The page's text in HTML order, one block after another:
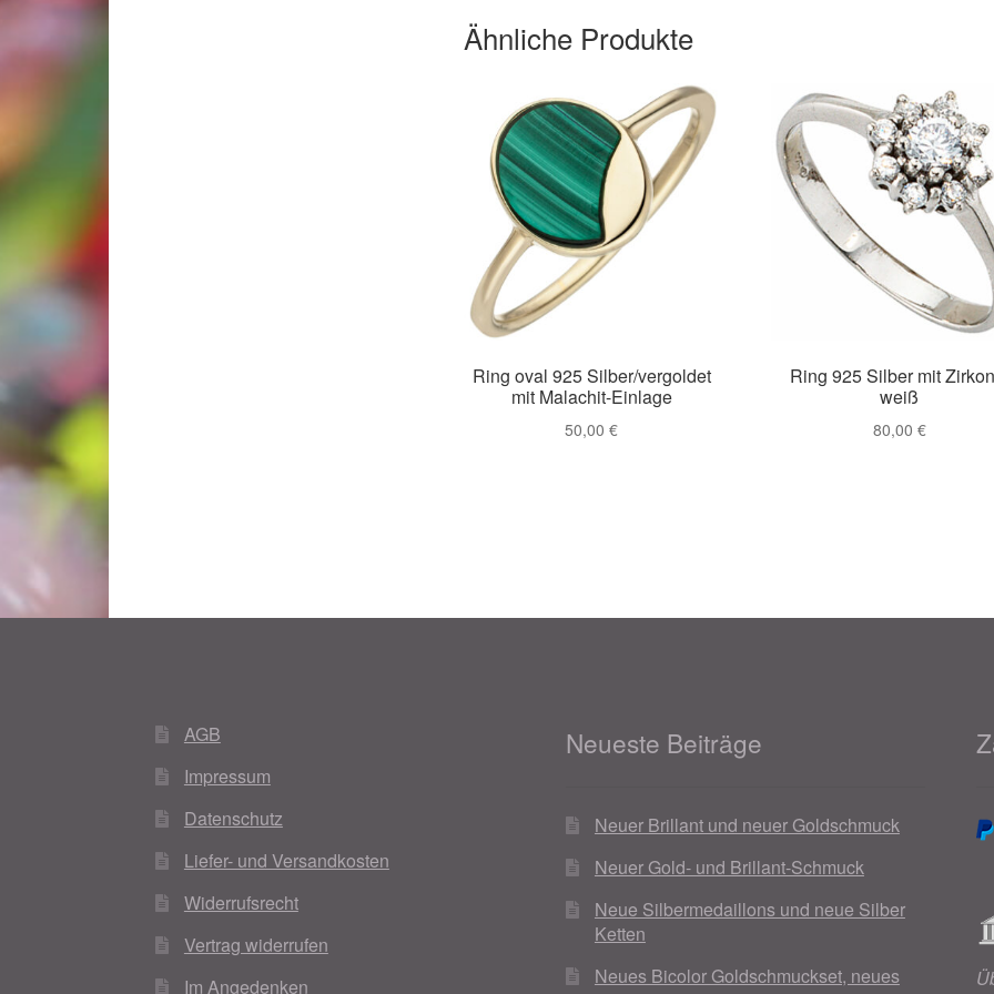
Ähnliche Produkte
Ring oval 925 Silber/vergoldet
mit Malachit-Einlage
50,00€
Ring 925 Silber mit
weiß
80,00 €
AGB
Impressum
Datenschutz
Liefer- und Versandkosten
Widerrufsrecht
Vertrag widerrufen
Im Angedenken
Neueste Beiträge
Neuer Brillant und neuer Goldschmuck
Neuer Gold- und Brillant-Schmuck
Neue Silbermedaillons und neue Silber
Ketten
Neues Bicolor Goldschmuckset, neues